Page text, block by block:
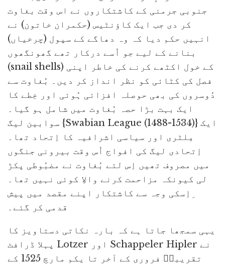
جنوبی جرمنی کے کاشتکاروں نے اس وقت بغاوت
کر دی جب ایک کاؤنٹیس (حکمران خاتون) نے
انہیں حکم دیا کہ وہ دھاگے کے سپول (چرخیاں)
بنانے کے لیے جو اُسے درکار تھے گھونگھوں
(snail shells) کے خول اکٹھے کرنے کی خاطر اپنی
فصل کی کٹائی کو نظر انداز کر دیں۔ بُغاوت سے
دُوسروں کی بھی حوصلہ افزائی ہُوئی اور خِطے کا
ایک بہت بڑا حصہ بُغاوت میں شامل ہو گیا۔
سوابین لیگ {Swabian League (1488-1534)} ایک
مِلٹری اور سیاسی اشرافیہ کا اِتحاد تھا۔
اِتحادی لیگ کی افواج اُس وقت بیرونی جنگوں
میں مصروف تھیں اِس لئے بُغاوت نے مضبُوطی پکڑ
لی کیونکہ مزاحمت کرنے والاِ کوئی نہیں تھا۔
ِاِسکی وجہ سے کاشتکار اپنے مقصد میں پیش
قدمی کر گئے۔
یہی سمجھا جاتا ہے کہ بارہ نکاتی دستاویز کا
پہلا ڈرافٹ Lotzer اور Schappeler Hipler نے
تقریباؐ فروری کے آخر تا یکم مارچ 1525 کے